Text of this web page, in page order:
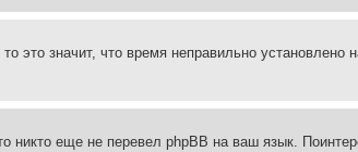
это значит, что время неправильно установлено
никто еще не перевел phpBB на ваш язык.